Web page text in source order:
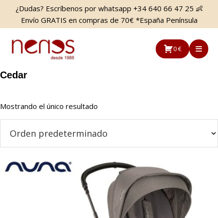
Saltar
contenido
principal
Saltar
la
barra
lateral
¿Dudas? Escríbenos por whatsapp +34 640 66 47 25 👶
Envío GRATIS en compras de 70€ *España Península
0 €
Cedar
Mostrando el único resultado